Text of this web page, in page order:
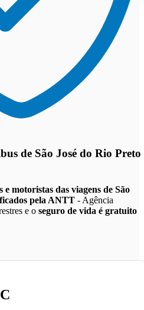
de São José do Rio Preto
e motoristas das viagens de São
pela ANTT - Agência
e o seguro de vida é gratuito